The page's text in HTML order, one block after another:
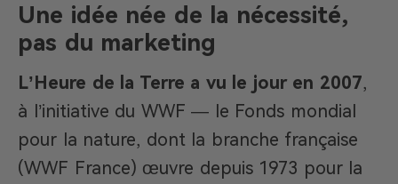
Une idée née de la nécessité,
pas du marketing
L’Heure de la Terre a vu le jour en 2007,
à l’initiative du WWF — le Fonds mondial
pour la nature, dont la branche française
(WWF France) œuvre depuis 1973 pour la